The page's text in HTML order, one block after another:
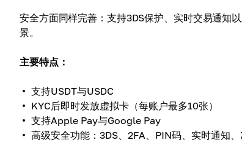
安全方面同样完善：支持3DS保护、实时交易通知
景。
主要特点：
支持USDT与USDC
KYC后即时发放虚拟卡（每账户最多10张）
支持Apple Pay与Google Pay
高级安全功能：3DS、2FA、PIN码、实时通知